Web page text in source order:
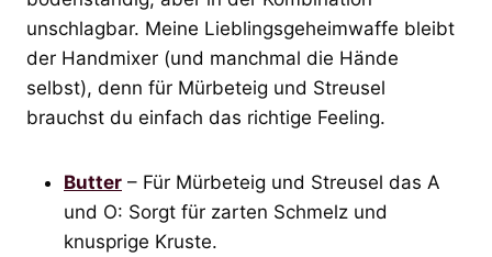
unschlagbar. Meine Lieblingsgeheimwaffe bleibt
der Handmixer (und manchmal die Hände
selbst), denn für Mürbeteig und Streusel
brauchst du einfach das richtige Feeling.
Butter – Für Mürbeteig und Streusel das A
und O: Sorgt für zarten Schmelz und
knusprige Kruste.